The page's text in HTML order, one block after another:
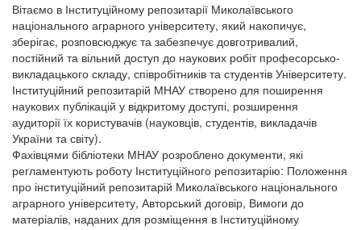
Вітаємо в Інституційному репозитарії Миколаївського
національного аграрного університету, який накопичує,
зберігає, розповсюджує та забезпечує довготривалий,
постійний та вільний доступ до наукових робіт професорсько-
викладацького складу, співробітників та студентів Університету.
Інституційний репозитарій МНАУ створено для поширення
наукових публікацій у відкритому доступі, розширення
аудиторії їх користувачів (науковців, студентів, викладачів
України та світу).
Фахівцями бібліотеки МНАУ розроблено документи, які
регламентують роботу Інституційного репозитарію: Положення
про інституційний репозитарій Миколаївського національного
аграрного університету, Авторський договір, Вимоги до
матеріалів, наданих для розміщення в Інституційному